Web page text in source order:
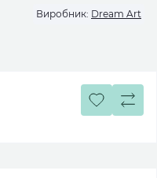
Виробник: Dream Art